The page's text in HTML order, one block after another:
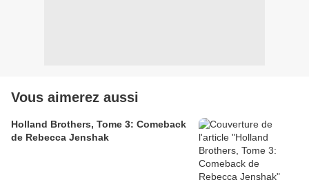
Vous aimerez aussi
Holland Brothers, Tome 3: Comeback
de Rebecca Jenshak